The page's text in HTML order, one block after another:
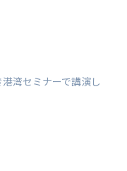
湾セミナーで講演し